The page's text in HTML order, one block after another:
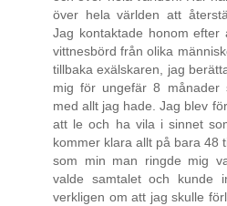
över hela världen att
Jag kontaktade honom
vittnesbörd från olika
tillbaka exälskaren, jag
mig för ungefär 8 månader
med allt jag hade. Jag blev
att le och ha vila i sinnet
kommer klara allt på bara 48
som min man ringde mig
valde samtalet och kunde
verkligen om att jag skulle